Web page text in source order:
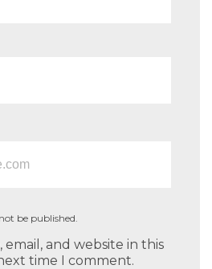
be published.
email, and website in this
time I comment.